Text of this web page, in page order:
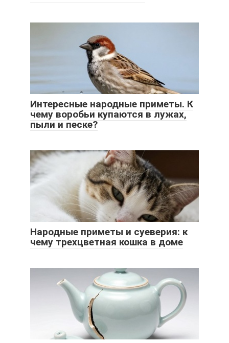
Интересные народные приметы. К
чему воробьи купаются в лужах,
пыли и песке?
Народные приметы и суеверия: к
чему трехцветная кошка в доме